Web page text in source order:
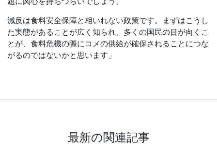
減反は食料安全保障と相いれない政策です。まずはこうし
た実態があることが広く知られ、多くの国民の目が向くこ
とが、食料危機の際にコメの供給が確保されることにつな
がるのではないかと思います」
最新の関連記事